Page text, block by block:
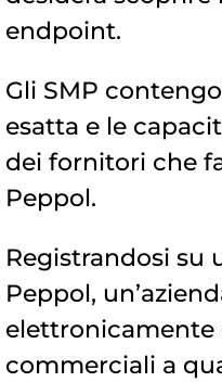
endpoint.
Gli SMP
esatta e le
dei fornitori che
Peppol.
Registrandosi su
Peppol,
commerciali a